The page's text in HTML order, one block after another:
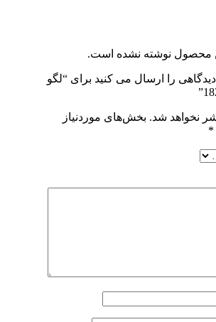
محصول نوشته نشده است.
را ارسال می کنید برای “لگو
نخواهد شد. بخش‌های موردنیاز
*